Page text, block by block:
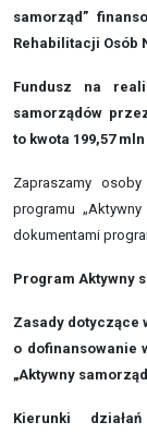
samorząd”
Rehabilitacji Osób
Fundusz na
samorządów
to kwota 199,57 mln
Zapraszamy
programu
dokumentami
Program Aktywny
Zasady dotyczące
o dofinansowanie
„Aktywny
Kierunki